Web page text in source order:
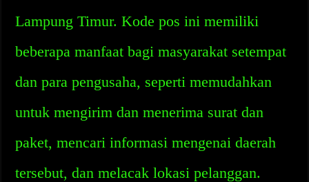
Lampung Timur. Kode pos ini memiliki
beberapa manfaat bagi masyarakat setempat
dan para pengusaha, seperti memudahkan
untuk mengirim dan menerima surat dan
paket, mencari informasi mengenai daerah
tersebut, dan melacak lokasi pelanggan.